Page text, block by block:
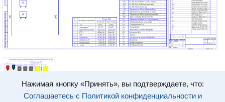
Нажимая кнопку «Принять», вы подтверждаете, что:
Соглашаетесь с Политикой конфиденциальности и